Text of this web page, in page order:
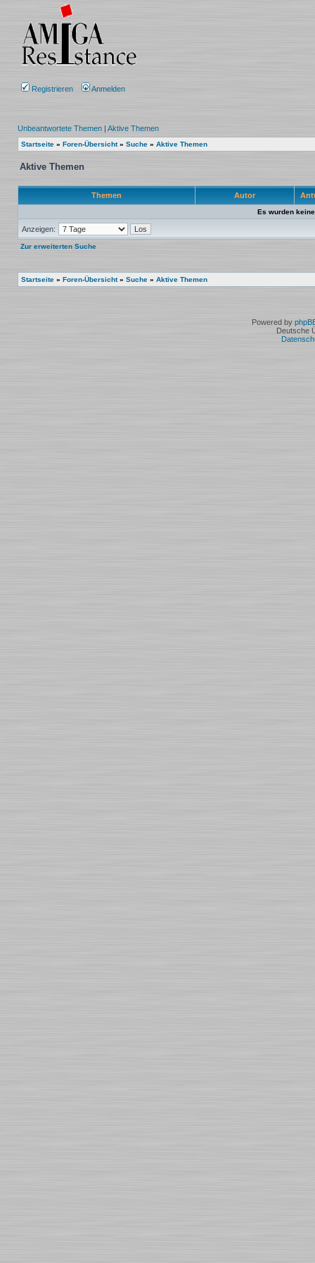
Registrieren Anmelden
Unbeantwortete Themen | Aktive Themen
Startseite » Foren-Übersicht» Suche » Aktive Themen
Aktive Themen
Themen Autor
Es wurden
Anzeigen:
Zur erweiterten Suche
Startseite » Foren-Übersicht» Suche » Aktive Themen
Powered by
Deutsche